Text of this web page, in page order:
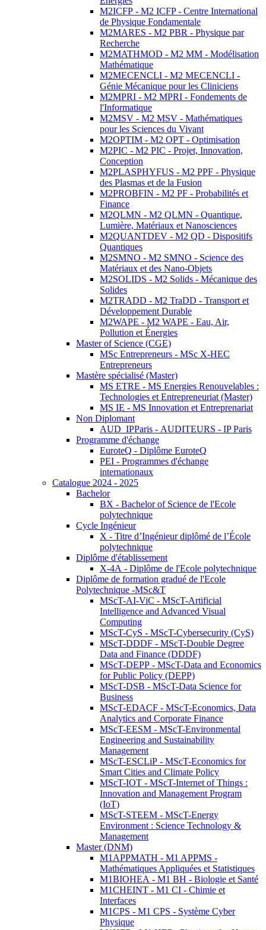
M2ICFP - M2 ICFP - Centre International
de Physique Fondamentale
M2MARES - M2 PBR - Physique par
Recherche
M2MATHMOD - M2 MM - Modélisation
Mathématique
M2MECENCLI - M2 MECENCLI -
Génie Mécanique pour les Cliniciens
M2MPRI - M2 MPRI - Fondements de
l'Informatique
M2MSV - M2 MSV - Mathématiques
pour les Sciences du Vivant
M2OPTIM - M2 OPT - Optimisation
M2PIC - M2 PIC - Projet, Innovation,
Conception
M2PLASPHYFUS - M2 PPF - Physique
des Plasmas et de la Fusion
M2PROBFIN - M2 PF - Probabilités et
Finance
M2QLMN - M2 QLMN - Quantique,
Lumière, Matériaux et Nanosciences
M2QUANTDEV - M2 QD - Dispositifs
Quantiques
M2SMNO - M2 SMNO - Science des
Matériaux et des Nano-Objets
M2SOLIDS - M2 Solids - Mécanique des
Solides
M2TRADD - M2 TraDD - Transport et
Développement Durable
M2WAPE - M2 WAPE - Eau, Air,
Pollution et Énergies
Master of Science (CGE)
MSc Entrepreneurs - MSc X-HEC
Entrepreneurs
Mastère spécialisé (Master)
MS ETRE - MS Energies Renouvelables :
Technologies et Entrepreneuriat (Master)
MS IE - MS Innovation et Entreprenariat
Non Diplomant
AUD_IPParis - AUDITEURS - IP Paris
Programme d'échange
EuroteQ - Diplôme EuroteQ
PEI - Programmes d'échange
internationaux
Catalogue 2024 - 2025
Bachelor
BX - Bachelor of Science de l'Ecole
polytechnique
Cycle Ingénieur
X - Titre d’Ingénieur diplômé de l’École
polytechnique
Diplôme d'établissement
X-4A - Diplôme de l'Ecole polytechnique
Diplôme de formation gradué de l'Ecole
Polytechnique -MSc&T
MScT-AI-ViC - MScT-Artificial
Intelligence and Advanced Visual
Computing
MScT-CyS - MScT-Cybersecurity (CyS)
MScT-DDDF - MScT-Double Degree
Data and Finance (DDDF)
MScT-DEPP - MScT-Data and Economics
for Public Policy (DEPP)
MScT-DSB - MScT-Data Science for
Business
MScT-EDACF - MScT-Economics, Data
Analytics and Corporate Finance
MScT-EESM - MScT-Environmental
Engineering and Sustainability
Management
MScT-ESCLiP - MScT-Economics for
Smart Cities and Climate Policy
MScT-IOT - MScT-Internet of Things :
Innovation and Management Program
(IoT)
MScT-STEEM - MScT-Energy
Environment : Science Technology &
Management
Master (DNM)
M1APPMATH - M1 APPMS -
Mathématiques Appliquées et Statistiques
M1BIOHEA - M1 BH - Biologie et Santé
M1CHEINT - M1 CI - Chimie et
Interfaces
M1CPS - M1 CPS - Système Cyber
Physique